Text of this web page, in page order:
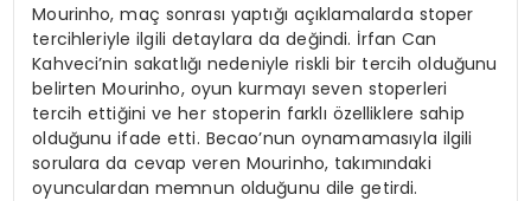
Mourinho, maç sonrası yaptığı açıklamalarda stoper
tercihleriyle ilgili detaylara da değindi. İrfan Can
Kahveci’nin sakatlığı nedeniyle riskli bir tercih olduğunu
belirten Mourinho, oyun kurmayı seven stoperleri
tercih ettiğini ve her stoperin farklı özelliklere sahip
olduğunu ifade etti. Becao’nun oynamamasıyla ilgili
sorulara da cevap veren Mourinho, takımındaki
oyunculardan memnun olduğunu dile getirdi.